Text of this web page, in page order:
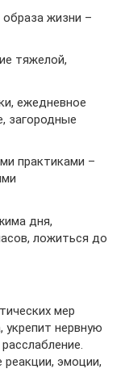
образа жизни –
тяжелой,
ежедневное
загородные
практиками –
дня,
ложиться до
мер
нервную
эмоции,